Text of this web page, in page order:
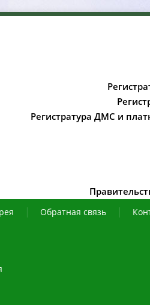
Регистратура ДМС и
Обратная связь